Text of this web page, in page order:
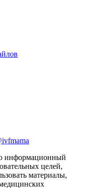
информационный
целей,
материалы,